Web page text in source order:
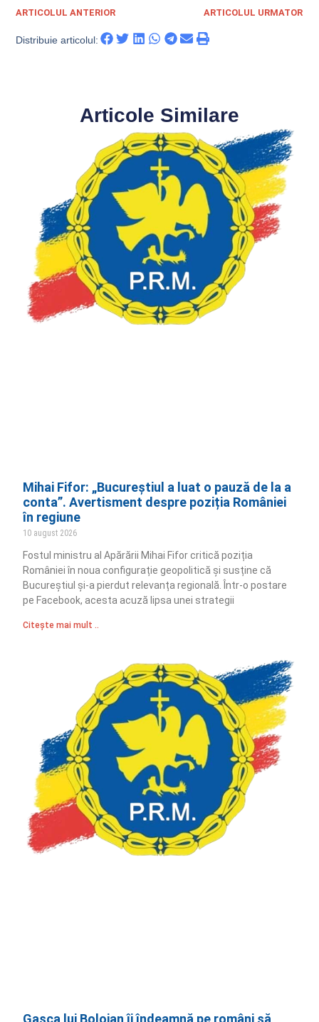
ARTICOLUL ANTERIOR ARTICOLUL URMATOR
Distribuie articolul:
Articole Similare
Mihai Fifor: „Bucureștiul a luat o pauză de la a
conta”. Avertisment despre poziția României
în regiune
10 august 2026
Fostul ministru al Apărării Mihai Fifor critică poziția
României în noua configurație geopolitică și susține că
Bucureștiul și-a pierdut relevanța regională. Într-o postare
pe Facebook, acesta acuză lipsa unei strategii
Citește mai mult ..
Gașca lui Bolojan îi îndeamnă pe români să